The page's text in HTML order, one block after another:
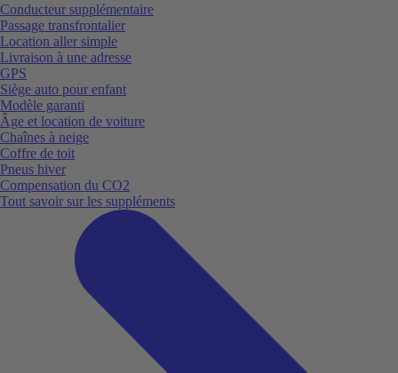
Conducteur supplémentaire
Passage transfrontalier
Location aller simple
Livraison à une adresse
GPS
Siège auto pour enfant
Modèle garanti
Âge et location de voiture
Chaînes à neige
Coffre de toit
Pneus hiver
Compensation du CO2
Tout savoir sur les suppléments